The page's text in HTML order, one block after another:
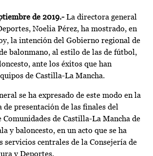
de 2019.- La directora general
Noelia Pérez, ha mostrado, en
la intención del Gobierno regional de
balonmano, al estilo de las de fútbol,
ante los éxitos que han
de Castilla-La Mancha.
se ha expresado de este modo en la
de presentación de las finales del
de Castilla-La Mancha de
y baloncesto, en un acto que se ha
servicios centrales de la Consejería de
y Deportes.